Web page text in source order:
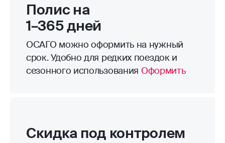
Полис на
1–365 дней
ОСАГО можно оформить на нужный
срок. Удобно для редких поездок и
сезонного использования Оформить
Скидка под контролем